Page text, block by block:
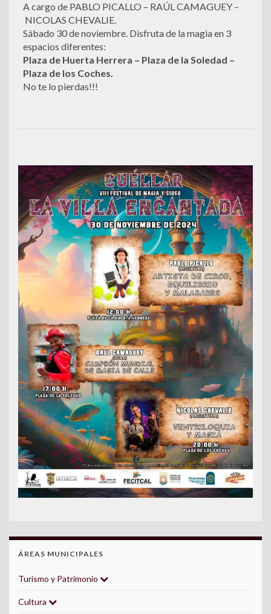
A cargo de PABLO PICALLO – RAÚL CAMAGUEY –
NICOLAS CHEVALIE.
Sábado 30 de noviembre. Disfruta de la magia en 3
espacios diferentes:
Plaza de Huerta Herrera – Plaza de la Soledad –
Plaza de los Coches.
No te lo pierdas!!!
ÁREAS MUNICIPALES
Turismo y Patrimonio
Cultura